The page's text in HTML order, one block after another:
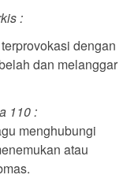
:
dengan
dan melanggar
110 :
menghubungi
atau